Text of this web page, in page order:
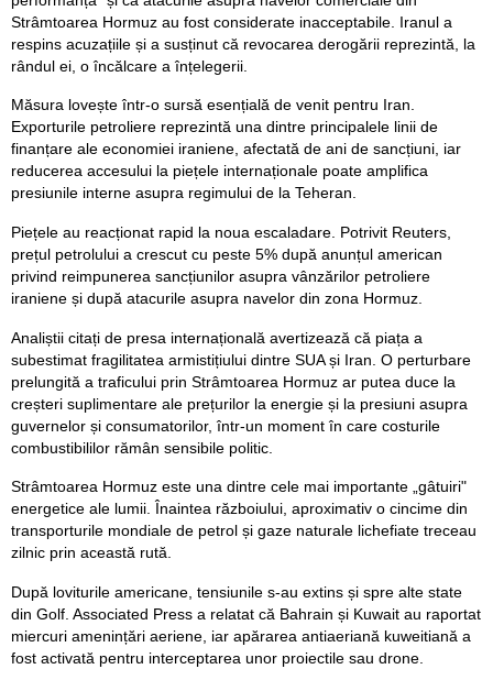
Strâmtoarea Hormuz au fost considerate inacceptabile. Iranul a
respins acuzațiile și a susținut că revocarea derogării reprezintă, la
rândul ei, o încălcare a înțelegerii.
Măsura lovește într-o sursă esențială de venit pentru Iran.
Exporturile petroliere reprezintă una dintre principalele linii de
finanțare ale economiei iraniene, afectată de ani de sancțiuni, iar
reducerea accesului la piețele internaționale poate amplifica
presiunile interne asupra regimului de la Teheran.
Piețele au reacționat rapid la noua escaladare. Potrivit Reuters,
prețul petrolului a crescut cu peste 5% după anunțul american
privind reimpunerea sancțiunilor asupra vânzărilor petroliere
iraniene și după atacurile asupra navelor din zona Hormuz.
Analiștii citați de presa internațională avertizează că piața a
subestimat fragilitatea armistițiului dintre SUA și Iran. O perturbare
prelungită a traficului prin Strâmtoarea Hormuz ar putea duce la
creșteri suplimentare ale prețurilor la energie și la presiuni asupra
guvernelor și consumatorilor, într-un moment în care costurile
combustibililor rămân sensibile politic.
Strâmtoarea Hormuz este una dintre cele mai importante „gâtuiri"
energetice ale lumii. Înaintea războiului, aproximativ o cincime din
transporturile mondiale de petrol și gaze naturale lichefiate treceau
zilnic prin această rută.
După loviturile americane, tensiunile s-au extins și spre alte state
din Golf. Associated Press a relatat că Bahrain și Kuwait au raportat
miercuri amenințări aeriene, iar apărarea antiaeriană kuweitiană a
fost activată pentru interceptarea unor proiectile sau drone.